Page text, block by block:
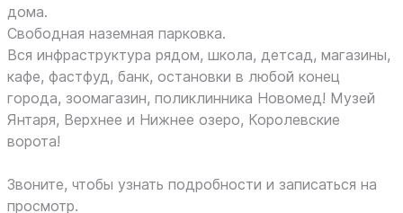
дома.
Свободная наземная парковка.
Вся инфраструктура рядом, школа, детсад, магазины,
кафе, фастфуд, банк, остановки в любой конец
города, зоомагазин, поликлинника Новомед! Музей
Янтаря, Верхнее и Нижнее озеро, Королевские
ворота!
Звоните, чтобы узнать подробности и записаться на
просмотр.